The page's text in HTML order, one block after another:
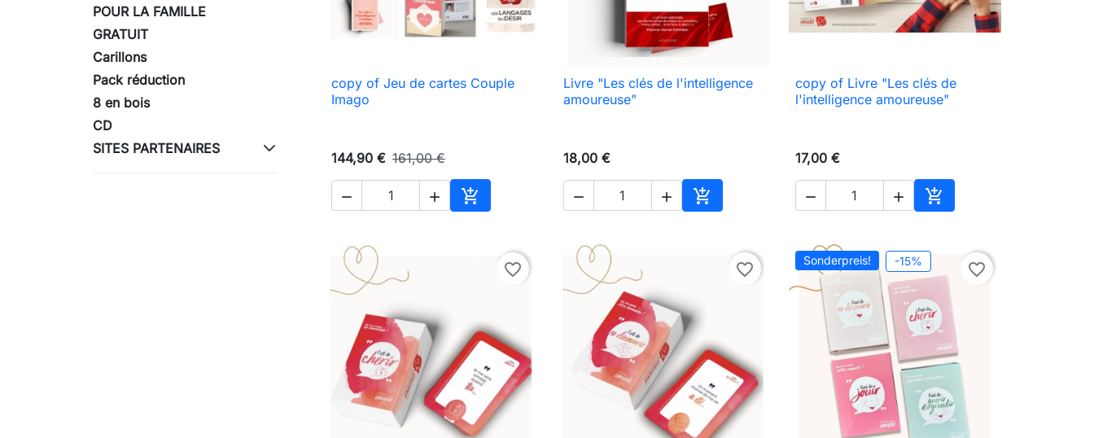
POUR LA FAMILLE
GRATUIT
Carillons
Pack réduction
8 en bois
CD
SITES PARTENAIRES
 Vorschau
copy of Jeu de cartes Couple
Imago
144,90 € 161,00 €
  
In den Warenkorb
 Vorschau
Livre "Les clés de l'intelligence
amoureuse"
18,00 €
  
In den Warenkorb
 Vorschau
copy of Livre "Les clés de
l'intelligence amoureuse"
17,00 €
  
In den Warenkorb
favorite_border favorite_border Sonderpreis! -15% favorite_border